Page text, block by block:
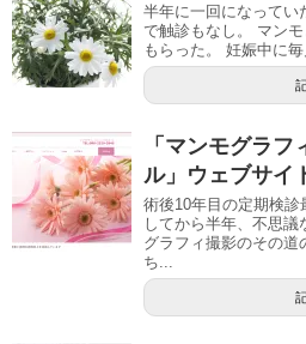
半年に一回になってい
で触診もなし。 マン
もらった。 妊娠中に毎
「マンモグラ
ル」ウェブサイ
術後10年目の定期検
してから半年、不思議
グラフィ撮影のその道
ち...